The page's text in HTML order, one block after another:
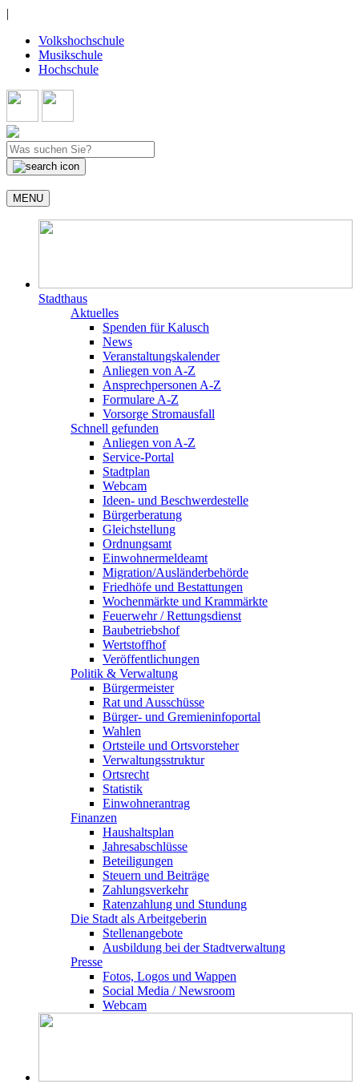
|
Volkshochschule
Musikschule
Hochschule
MENU
Stadthaus
Aktuelles
Spenden für Kalusch
News
Veranstaltungskalender
Anliegen von A-Z
Ansprechpersonen A-Z
Formulare A-Z
Vorsorge Stromausfall
Schnell gefunden
Anliegen von A-Z
Service-Portal
Stadtplan
Webcam
Ideen- und Beschwerdestelle
Bürgerberatung
Gleichstellung
Ordnungsamt
Einwohnermeldeamt
Migration/Ausländerbehörde
Friedhöfe und Bestattungen
Wochenmärkte und Krammärkte
Feuerwehr / Rettungsdienst
Baubetriebshof
Wertstoffhof
Veröffentlichungen
Politik & Verwaltung
Bürgermeister
Rat und Ausschüsse
Bürger- und Gremieninfoportal
Wahlen
Ortsteile und Ortsvorsteher
Verwaltungsstruktur
Ortsrecht
Statistik
Einwohnerantrag
Finanzen
Haushaltsplan
Jahresabschlüsse
Beteiligungen
Steuern und Beiträge
Zahlungsverkehr
Ratenzahlung und Stundung
Die Stadt als Arbeitgeberin
Stellenangebote
Ausbildung bei der Stadtverwaltung
Presse
Fotos, Logos und Wappen
Social Media / Newsroom
Webcam